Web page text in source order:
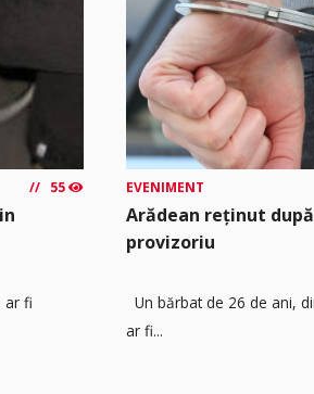
55
ar fi
EVENIMENT
Arădean reținut
provizoriu
Un bărbat de 26 de ani,
ar fi...